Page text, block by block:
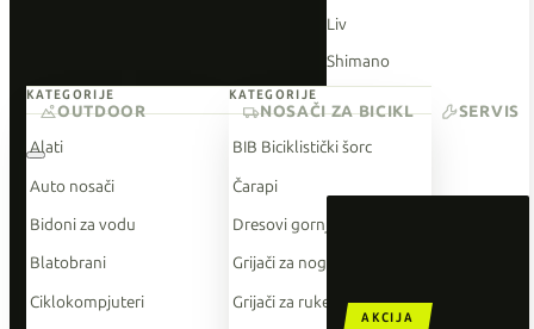
Liv
Shimano
O'Neal
AKCIJA
KATEGORIJE
Alati
Auto nosači
Bidoni za vodu
Blatobrani
Ciklokompjuteri
KATEGORIJE
BIB Biciklistički šorc
Čarapi
Dresovi gornji dio
Grijači za noge
Grijači za ruke
OUTDOOR NOSAČI ZA BICIKL SERVIS